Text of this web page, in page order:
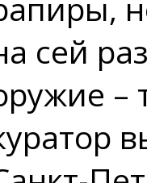
сей
–